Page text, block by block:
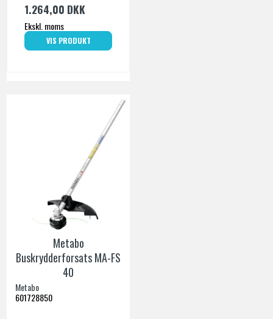
1.264,00 DKK
Ekskl. moms
VIS PRODUKT
Metabo
Buskrydderforsats MA-FS
40
Metabo
601728850